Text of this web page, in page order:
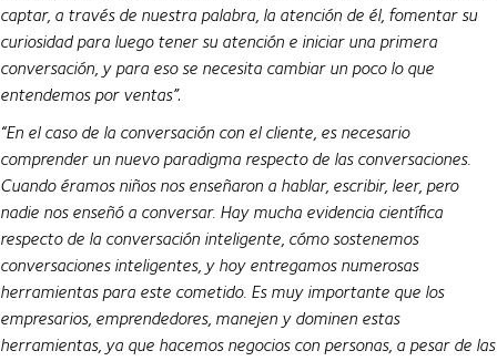
captar, a través de nuestra palabra, la atención de él, fomentar su
curiosidad para luego tener su atención e iniciar una primera
conversación, y para eso se necesita cambiar un poco lo que
entendemos por ventas”.
“En el caso de la conversación con el cliente, es necesario
comprender un nuevo paradigma respecto de las conversaciones.
Cuando éramos niños nos enseñaron a hablar, escribir, leer, pero
nadie nos enseñó a conversar. Hay mucha evidencia científica
respecto de la conversación inteligente, cómo sostenemos
conversaciones inteligentes, y hoy entregamos numerosas
herramientas para este cometido. Es muy importante que los
empresarios, emprendedores, manejen y dominen estas
herramientas, ya que hacemos negocios con personas, a pesar de las